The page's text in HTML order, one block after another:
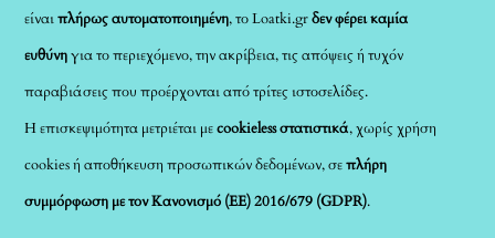
είναιπλήρως αυτοματοποιημένη, το Loatki.grδεν φέρει καμία
ευθύνηγια το περιεχόμενο, την ακρίβεια, τις απόψεις ή τυχόν
παραβιάσεις που προέρχονται από τρίτες ιστοσελίδες.
Η επισκεψιμότητα μετριέται μεcookieless στατιστικά, χωρίς χρήση
cookies ή αποθήκευση προσωπικών δεδομένων, σεπλήρη
συμμόρφωση με τον Κανονισμό (ΕΕ) 2016/679 (GDPR).